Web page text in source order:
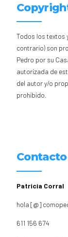
Todos los textos
contrario) son
Pedro por su
autorizada de
del autor y/o
prohibido.
Contacto
Patricia Corral
hola [@]
611 156 674